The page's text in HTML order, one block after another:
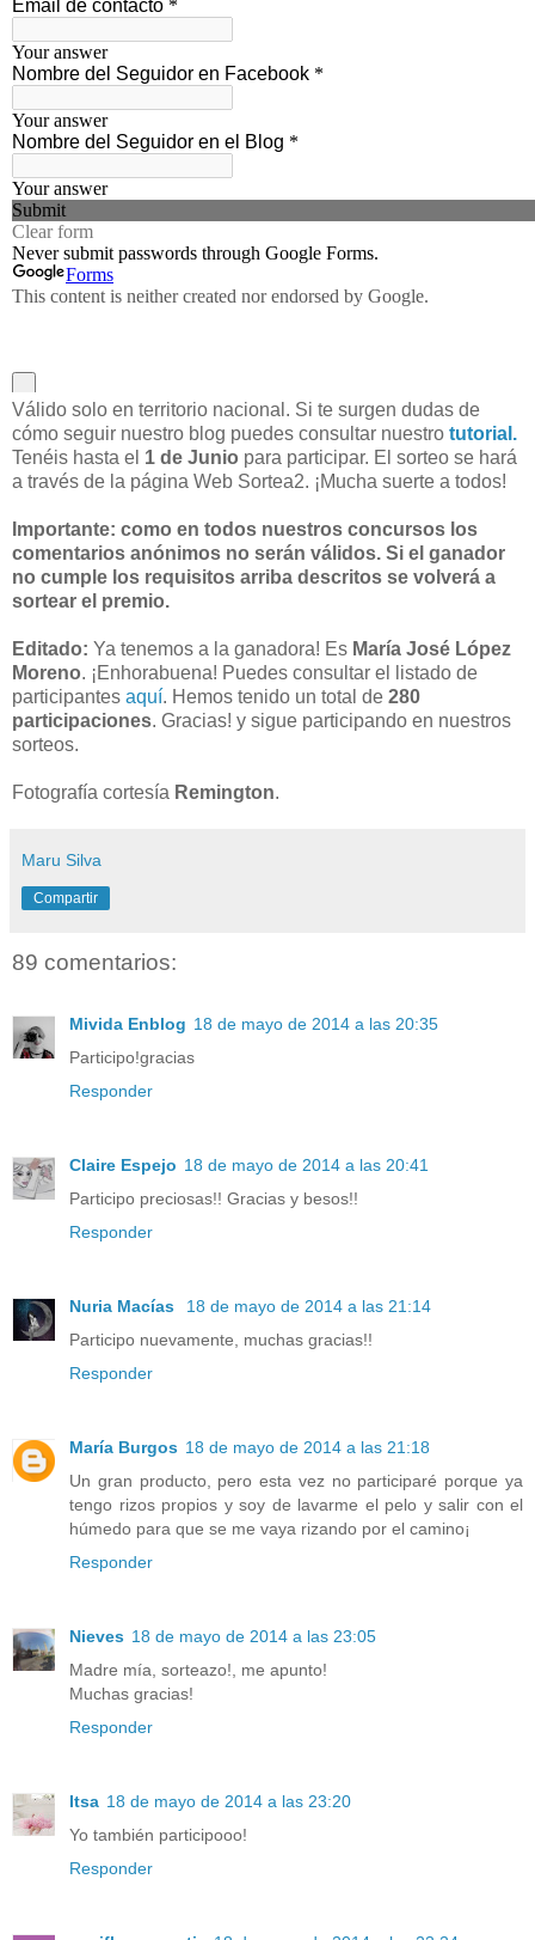
Válido solo en territorio nacional. Si te surgen dudas de
cómo seguir nuestro blog puedes consultar nuestro tutorial.
Tenéis hasta el 1 de Junio para participar. El sorteo se hará
a través de la página Web Sortea2. ¡Mucha suerte a todos!
Importante: como en todos nuestros concursos los
comentarios anónimos no serán válidos. Si el ganador
no cumple los requisitos arriba descritos se volverá a
sortear el premio.
Editado: Ya tenemos a la ganadora! Es María José López
Moreno. ¡Enhorabuena! Puedes consultar el listado de
participantes aquí. Hemos tenido un total de 280
participaciones. Gracias! y sigue participando en nuestros
sorteos.
Fotografía cortesía Remington.
Maru Silva
Compartir
89 comentarios:
Mivida Enblog 18 de mayo de 2014 a las 20:35
Participo!gracias
Responder
Claire Espejo 18 de mayo de 2014 a las 20:41
Participo preciosas!! Gracias y besos!!
Responder
Nuria Macías
18 de mayo de 2014 a las 21:14
Participo nuevamente, muchas gracias!!
Responder
María Burgos 18 de mayo de 2014 a las 21:18
Un gran producto, pero esta vez no participaré porque ya
tengo rizos propios y soy de lavarme el pelo y salir con el
húmedo para que se me vaya rizando por el camino¡
Responder
Nieves 18 de mayo de 2014 a las 23:05
Madre mía, sorteazo!, me apunto!
Muchas gracias!
Responder
Itsa 18 de mayo de 2014 a las 23:20
Yo también participooo!
Responder